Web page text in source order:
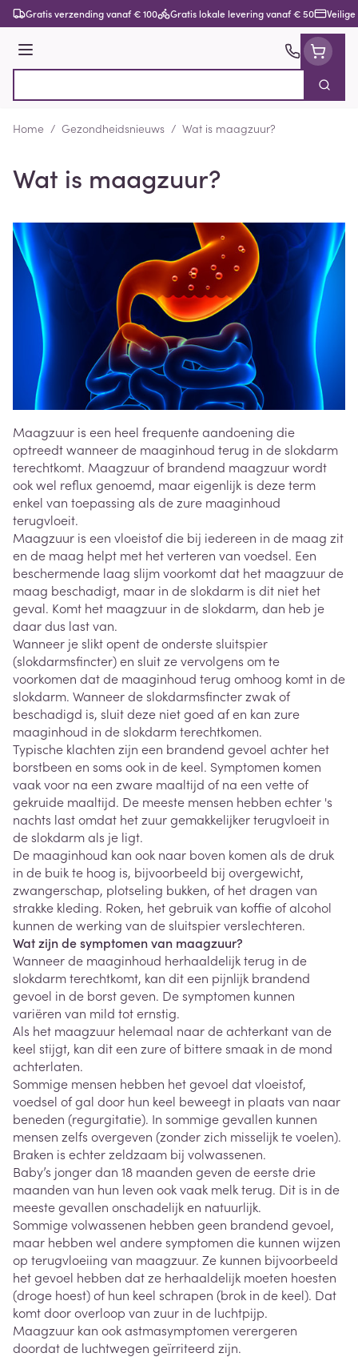
Ga naar de inhoud
Gratis verzending vanaf € 100 Gratis lokale levering vanaf € 50
Menu
Zoek
Home / Gezondheidsnieuws / Wat is maagzuur?
Wat is maagzuur?
Maagzuur is een heel frequente aandoening die
optreedt wanneer de maaginhoud terug in de slokdarm
terechtkomt. Maagzuur of brandend maagzuur wordt
ook wel reflux genoemd, maar eigenlijk is deze term
enkel van toepassing als de zure maaginhoud
terugvloeit.
Maagzuur is een vloeistof die bij iedereen in de maag zit
en de maag helpt met het verteren van voedsel. Een
beschermende laag slijm voorkomt dat het maagzuur de
maag beschadigt, maar in de slokdarm is dit niet het
geval. Komt het maagzuur in de slokdarm, dan heb je
daar dus last van.
Wanneer je slikt opent de onderste sluitspier
(slokdarmsfincter) en sluit ze vervolgens om te
voorkomen dat de maaginhoud terug omhoog komt in de
slokdarm. Wanneer de slokdarmsfincter zwak of
beschadigd is, sluit deze niet goed af en kan zure
maaginhoud in de slokdarm terechtkomen.
Typische klachten zijn een brandend gevoel achter het
borstbeen en soms ook in de keel. Symptomen komen
vaak voor na een zware maaltijd of na een vette of
gekruide maaltijd. De meeste mensen hebben echter 's
nachts last omdat het zuur gemakkelijker terugvloeit in
de slokdarm als je ligt.
De maaginhoud kan ook naar boven komen als de druk
in de buik te hoog is, bijvoorbeeld bij overgewicht,
zwangerschap, plotseling bukken, of het dragen van
strakke kleding. Roken, het gebruik van koffie of alcohol
kunnen de werking van de sluitspier verslechteren.
Wat zijn de symptomen van maagzuur?
Wanneer de maaginhoud herhaaldelijk terug in de
slokdarm terechtkomt, kan dit een pijnlijk brandend
gevoel in de borst geven. De symptomen kunnen
variëren van mild tot ernstig.
Als het maagzuur helemaal naar de achterkant van de
keel stijgt, kan dit een zure of bittere smaak in de mond
achterlaten.
Sommige mensen hebben het gevoel dat vloeistof,
voedsel of gal door hun keel beweegt in plaats van naar
beneden (regurgitatie). In sommige gevallen kunnen
mensen zelfs overgeven (zonder zich misselijk te voelen).
Braken is echter zeldzaam bij volwassenen.
Baby’s jonger dan 18 maanden geven de eerste drie
maanden van hun leven ook vaak melk terug. Dit is in de
meeste gevallen onschadelijk en natuurlijk.
Sommige volwassenen hebben geen brandend gevoel,
maar hebben wel andere symptomen die kunnen wijzen
op terugvloeiing van maagzuur. Ze kunnen bijvoorbeeld
het gevoel hebben dat ze herhaaldelijk moeten hoesten
(droge hoest) of hun keel schrapen (brok in de keel). Dat
komt door overloop van zuur in de luchtpijp.
Maagzuur kan ook astmasymptomen verergeren
doordat de luchtwegen geïrriteerd zijn.